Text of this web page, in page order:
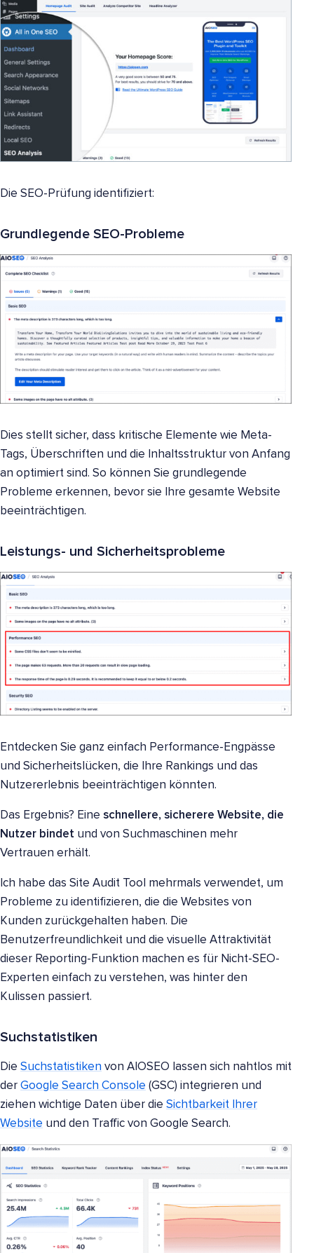
Die SEO-Prüfung identifiziert:
Grundlegende SEO-Probleme
Dies stellt sicher, dass kritische Elemente wie Meta-
Tags, Überschriften und die Inhaltsstruktur von Anfang
an optimiert sind. So können Sie grundlegende
Probleme erkennen, bevor sie Ihre gesamte Website
beeinträchtigen.
Leistungs- und Sicherheitsprobleme
Entdecken Sie ganz einfach Performance-Engpässe
und Sicherheitslücken, die Ihre Rankings und das
Nutzererlebnis beeinträchtigen könnten.
Das Ergebnis? Eine schnellere, sicherere Website, die
Nutzer bindet und von Suchmaschinen mehr
Vertrauen erhält.
Ich habe das Site Audit Tool mehrmals verwendet, um
Probleme zu identifizieren, die die Websites von
Kunden zurückgehalten haben. Die
Benutzerfreundlichkeit und die visuelle Attraktivität
dieser Reporting-Funktion machen es für Nicht-SEO-
Experten einfach zu verstehen, was hinter den
Kulissen passiert.
Suchstatistiken
Die Suchstatistiken von AIOSEO lassen sich nahtlos mit
der Google Search Console (GSC) integrieren und
ziehen wichtige Daten über die Sichtbarkeit Ihrer
Website und den Traffic von Google Search.